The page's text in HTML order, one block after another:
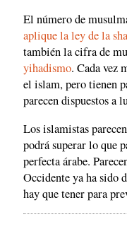
El número de
aplique la ley de la
también la cifra de
yihadismo. Cada vez
el islam, pero tienen
parecen dispuestos a
Los islamistas
podrá superar lo que
perfecta árabe.
Occidente ya ha sido
hay que tener para